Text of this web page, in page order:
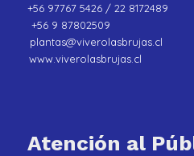
+56 97767 5426 / 22 8172489
+56 9 87802509
plantas@viverolasbrujas.cl
www.viverolasbrujas.cl
Atención al